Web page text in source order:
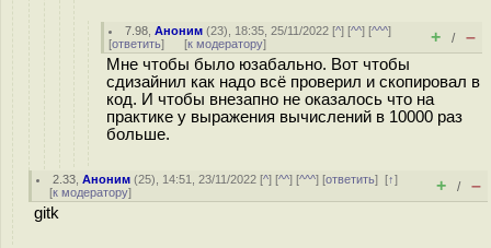
7.98 ,Аноним (23), 18:35, 25/11/2022 [^] [^^] [^^^]
[ответить] [к модератору] + / –
Мне чтобы было юзабально. Вот чтобы
сдизайнил как надо всё проверил и скопировал в
код. И чтобы внезапно не оказалось что на
практике у выражения вычислений в 10000 раз
больше.
2.33 ,Аноним (25), 14:51, 23/11/2022 [^] [^^] [^^^] [ответить][↑]
[к модератору] + / –
gitk